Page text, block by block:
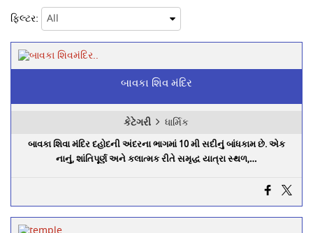
ફિલ્ટર:
બાવકા શિવ મંદિર
કેટેગરી ધાર્મિક
બાવકા શિવા મંદિર દહોદની અંદરના ભાગમાં 10 મી સદીનું બાંધકામ છે. એક
નાનું, શાંતિપૂર્ણ અને કલાત્મક રીતે સમૃદ્ધ યાત્રા સ્થળ,…